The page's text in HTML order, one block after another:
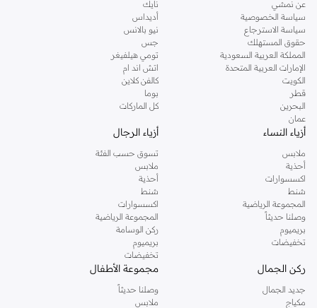
عن نمشي
سياسة الخصوصية
سياسة الاسترجاع
حقوق المستهلك
المملكة العربية السعودية
الإمارات العربية المتحدة
الكويت
قطر
البحرين
عمان
نايك
أديداس
نيو بالانس
جس
تومي هيلفيغر
اتش اند ام
كالفن كلاين
بوما
كل الماركات
أزياء النساء
ملابس
أحذية
اكسسوارات
شنط
المجموعة الرياضية
وصلنا حديثاً
بريميوم
تخفيضات
أزياء الرجال
تسوق حسب الفئة
ملابس
أحذية
شنط
اكسسوارات
المجموعة الرياضية
ركن الوسامة
بريميوم
تخفيضات
ركن الجمال
جديد الجمال
مكياج
مجموعة الأطفال
وصلنا حديثاً
ملابس